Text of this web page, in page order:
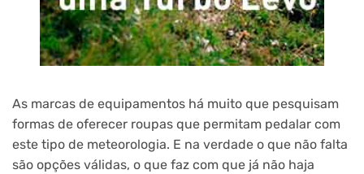
As marcas de equipamentos há muito que pesquisam
formas de oferecer roupas que permitam pedalar com
este tipo de meteorologia. E na verdade o que não falta
são opções válidas, o que faz com que já não haja